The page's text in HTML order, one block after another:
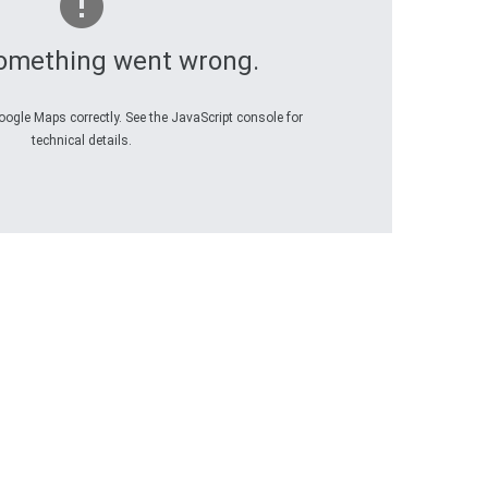
went wrong.
Maps correctly. See the JavaScript console for
technical details.